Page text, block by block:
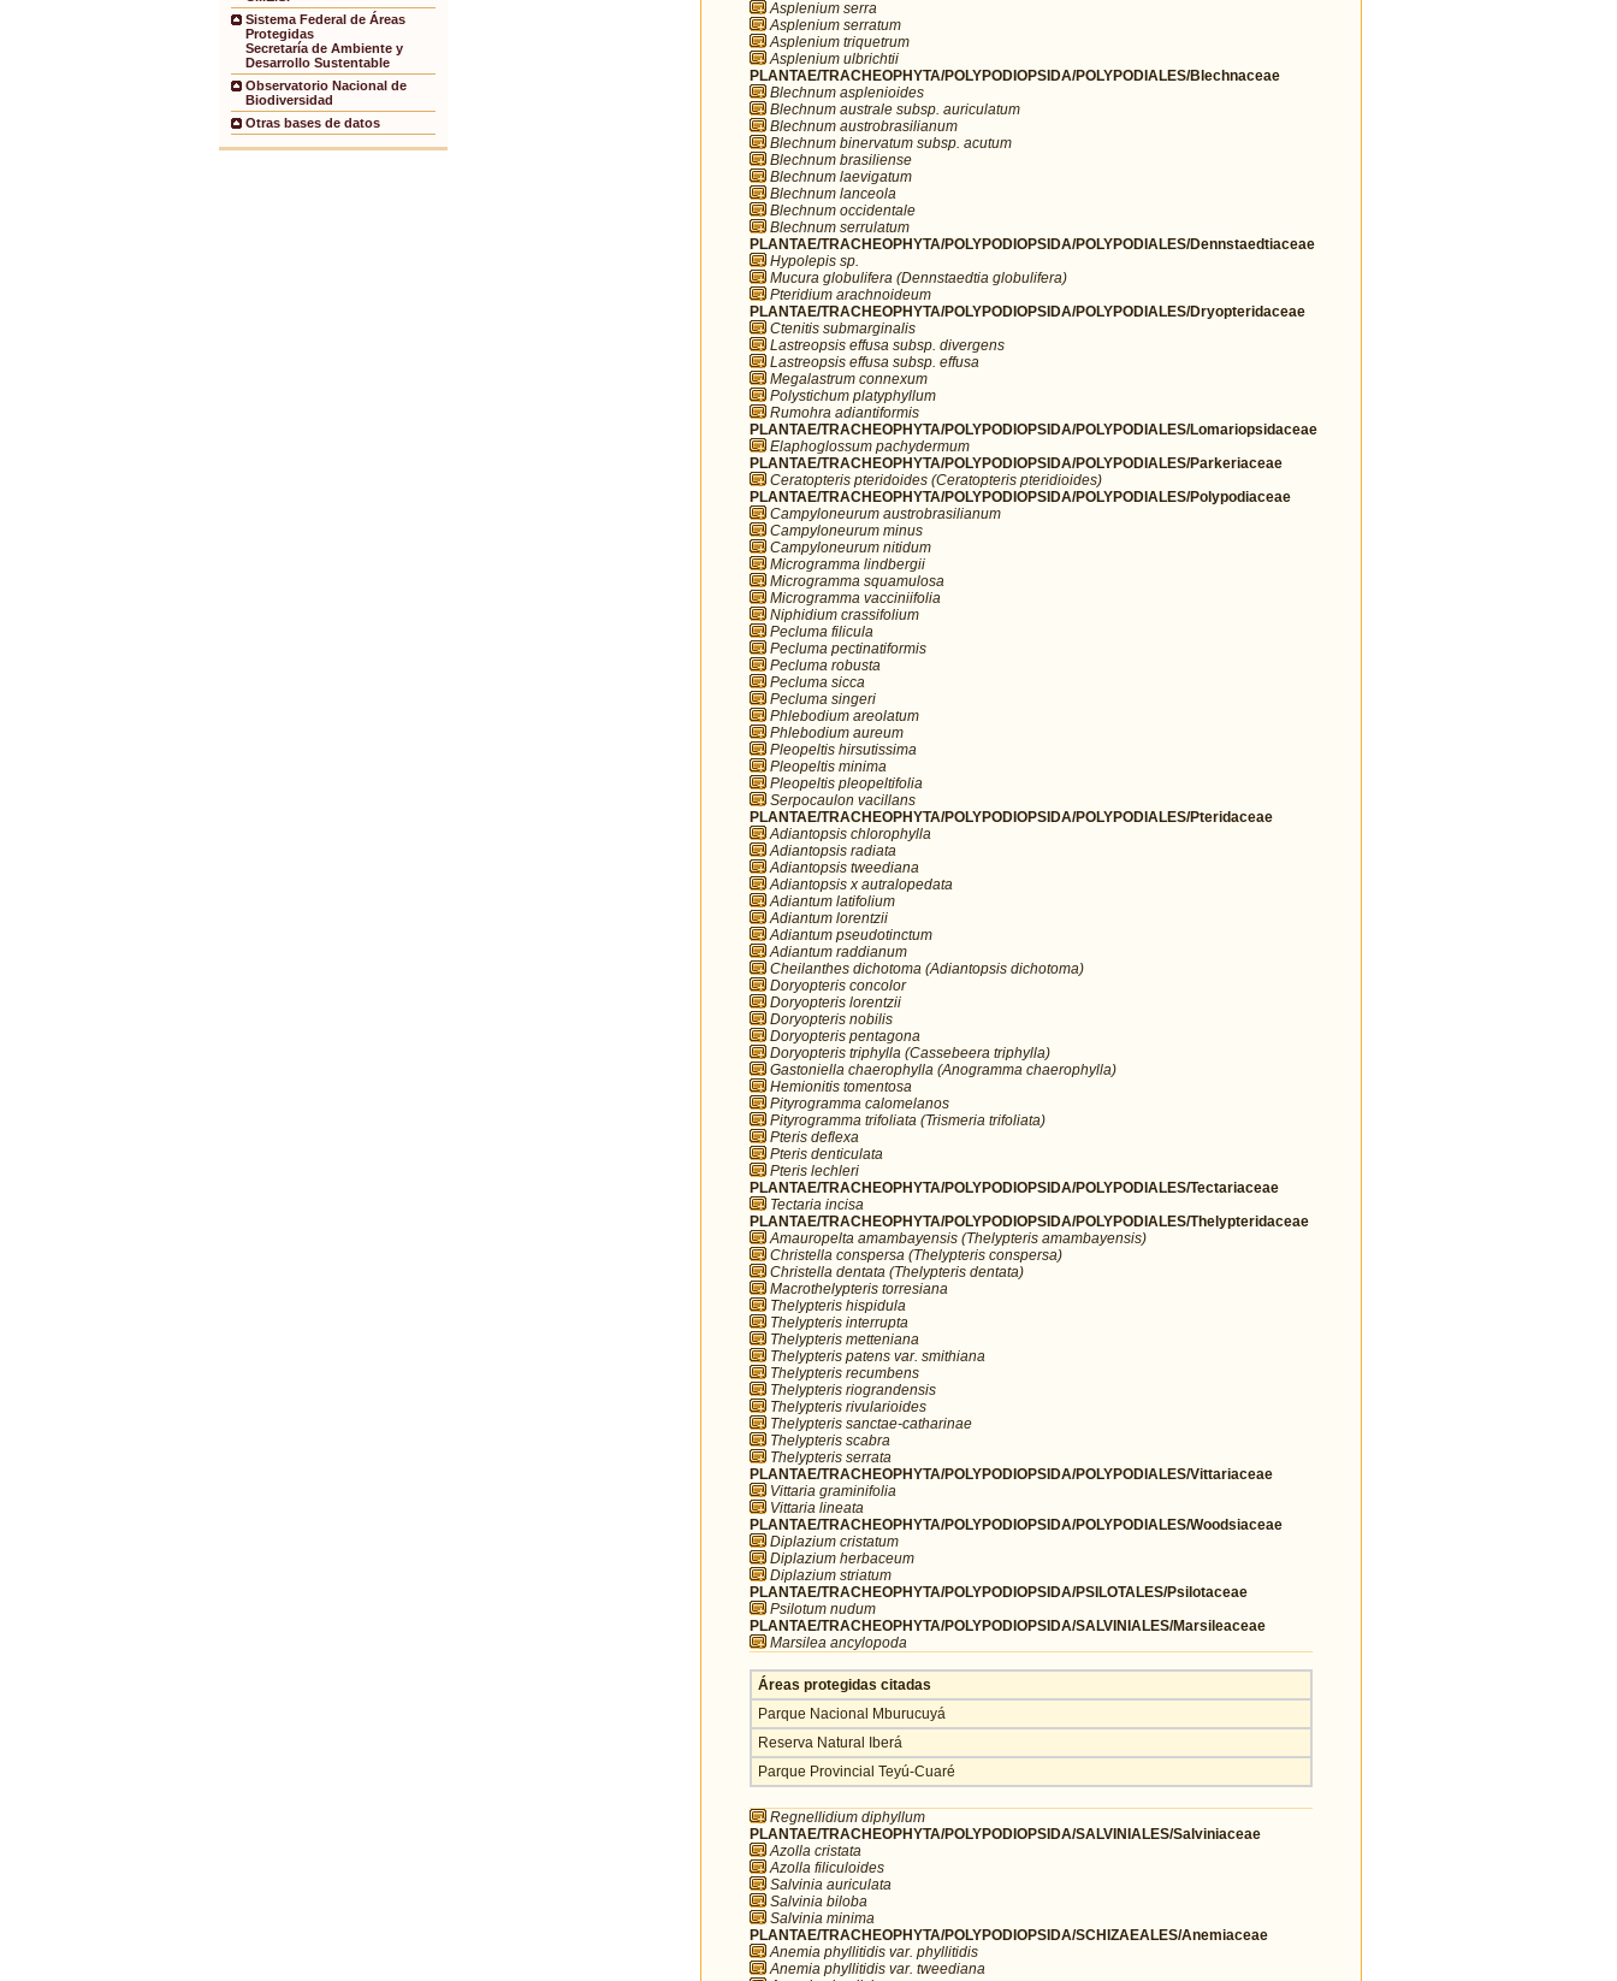
Sistema Federal de Áreas
Protegidas
Secretaría de Ambiente y
Desarrollo Sustentable
Observatorio Nacional de
Biodiversidad
Otras bases de datos
Asplenium serra
Asplenium serratum
Asplenium triquetrum
Asplenium ulbrichtii
PLANTAE/TRACHEOPHYTA/POLYPODIOPSIDA/POLYPODIALES/Blechnaceae
Blechnum asplenioides
Blechnum australe subsp. auriculatum
Blechnum austrobrasilianum
Blechnum binervatum subsp. acutum
Blechnum brasiliense
Blechnum laevigatum
Blechnum lanceola
Blechnum occidentale
Blechnum serrulatum
PLANTAE/TRACHEOPHYTA/POLYPODIOPSIDA/POLYPODIALES/Dennstaedtiaceae
Hypolepis sp.
Mucura globulifera (Dennstaedtia globulifera)
Pteridium arachnoideum
PLANTAE/TRACHEOPHYTA/POLYPODIOPSIDA/POLYPODIALES/Dryopteridaceae
Ctenitis submarginalis
Lastreopsis effusa subsp. divergens
Lastreopsis effusa subsp. effusa
Megalastrum connexum
Polystichum platyphyllum
Rumohra adiantiformis
PLANTAE/TRACHEOPHYTA/POLYPODIOPSIDA/POLYPODIALES/Lomariopsidaceae
Elaphoglossum pachydermum
PLANTAE/TRACHEOPHYTA/POLYPODIOPSIDA/POLYPODIALES/Parkeriaceae
Ceratopteris pteridoides (Ceratopteris pteridioides)
PLANTAE/TRACHEOPHYTA/POLYPODIOPSIDA/POLYPODIALES/Polypodiaceae
Campyloneurum austrobrasilianum
Campyloneurum minus
Campyloneurum nitidum
Microgramma lindbergii
Microgramma squamulosa
Microgramma vacciniifolia
Niphidium crassifolium
Pecluma filicula
Pecluma pectinatiformis
Pecluma robusta
Pecluma sicca
Pecluma singeri
Phlebodium areolatum
Phlebodium aureum
Pleopeltis hirsutissima
Pleopeltis minima
Pleopeltis pleopeltifolia
Serpocaulon vacillans
PLANTAE/TRACHEOPHYTA/POLYPODIOPSIDA/POLYPODIALES/Pteridaceae
Adiantopsis chlorophylla
Adiantopsis radiata
Adiantopsis tweediana
Adiantopsis x autralopedata
Adiantum latifolium
Adiantum lorentzii
Adiantum pseudotinctum
Adiantum raddianum
Cheilanthes dichotoma (Adiantopsis dichotoma)
Doryopteris concolor
Doryopteris lorentzii
Doryopteris nobilis
Doryopteris pentagona
Doryopteris triphylla (Cassebeera triphylla)
Gastoniella chaerophylla (Anogramma chaerophylla)
Hemionitis tomentosa
Pityrogramma calomelanos
Pityrogramma trifoliata (Trismeria trifoliata)
Pteris deflexa
Pteris denticulata
Pteris lechleri
PLANTAE/TRACHEOPHYTA/POLYPODIOPSIDA/POLYPODIALES/Tectariaceae
Tectaria incisa
PLANTAE/TRACHEOPHYTA/POLYPODIOPSIDA/POLYPODIALES/Thelypteridaceae
Amauropelta amambayensis (Thelypteris amambayensis)
Christella conspersa (Thelypteris conspersa)
Christella dentata (Thelypteris dentata)
Macrothelypteris torresiana
Thelypteris hispidula
Thelypteris interrupta
Thelypteris metteniana
Thelypteris patens var. smithiana
Thelypteris recumbens
Thelypteris riograndensis
Thelypteris rivularioides
Thelypteris sanctae-catharinae
Thelypteris scabra
Thelypteris serrata
PLANTAE/TRACHEOPHYTA/POLYPODIOPSIDA/POLYPODIALES/Vittariaceae
Vittaria graminifolia
Vittaria lineata
PLANTAE/TRACHEOPHYTA/POLYPODIOPSIDA/POLYPODIALES/Woodsiaceae
Diplazium cristatum
Diplazium herbaceum
Diplazium striatum
PLANTAE/TRACHEOPHYTA/POLYPODIOPSIDA/PSILOTALES/Psilotaceae
Psilotum nudum
PLANTAE/TRACHEOPHYTA/POLYPODIOPSIDA/SALVINIALES/Marsileaceae
Marsilea ancylopoda
Áreas protegidas citadas
Parque Nacional Mburucuyá
Reserva Natural Iberá
Parque Provincial Teyú-Cuaré
Regnellidium diphyllum
PLANTAE/TRACHEOPHYTA/POLYPODIOPSIDA/SALVINIALES/Salviniaceae
Azolla cristata
Azolla filiculoides
Salvinia auriculata
Salvinia biloba
Salvinia minima
PLANTAE/TRACHEOPHYTA/POLYPODIOPSIDA/SCHIZAEALES/Anemiaceae
Anemia phyllitidis var. phyllitidis
Anemia phyllitidis var. tweediana